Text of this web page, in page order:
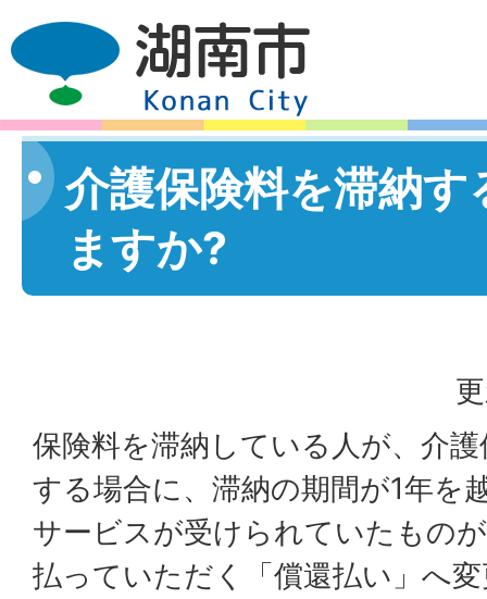
介護保険料を滞納
ますか?
保険料を滞納している人が、介
する場合に、滞納の期間が1年を
サービスが受けられていたもの
払っていただく「償還払い」へ